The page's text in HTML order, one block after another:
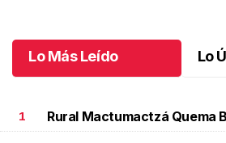
Lo Más Leído Lo
1 Rural Mactumactzá Quema